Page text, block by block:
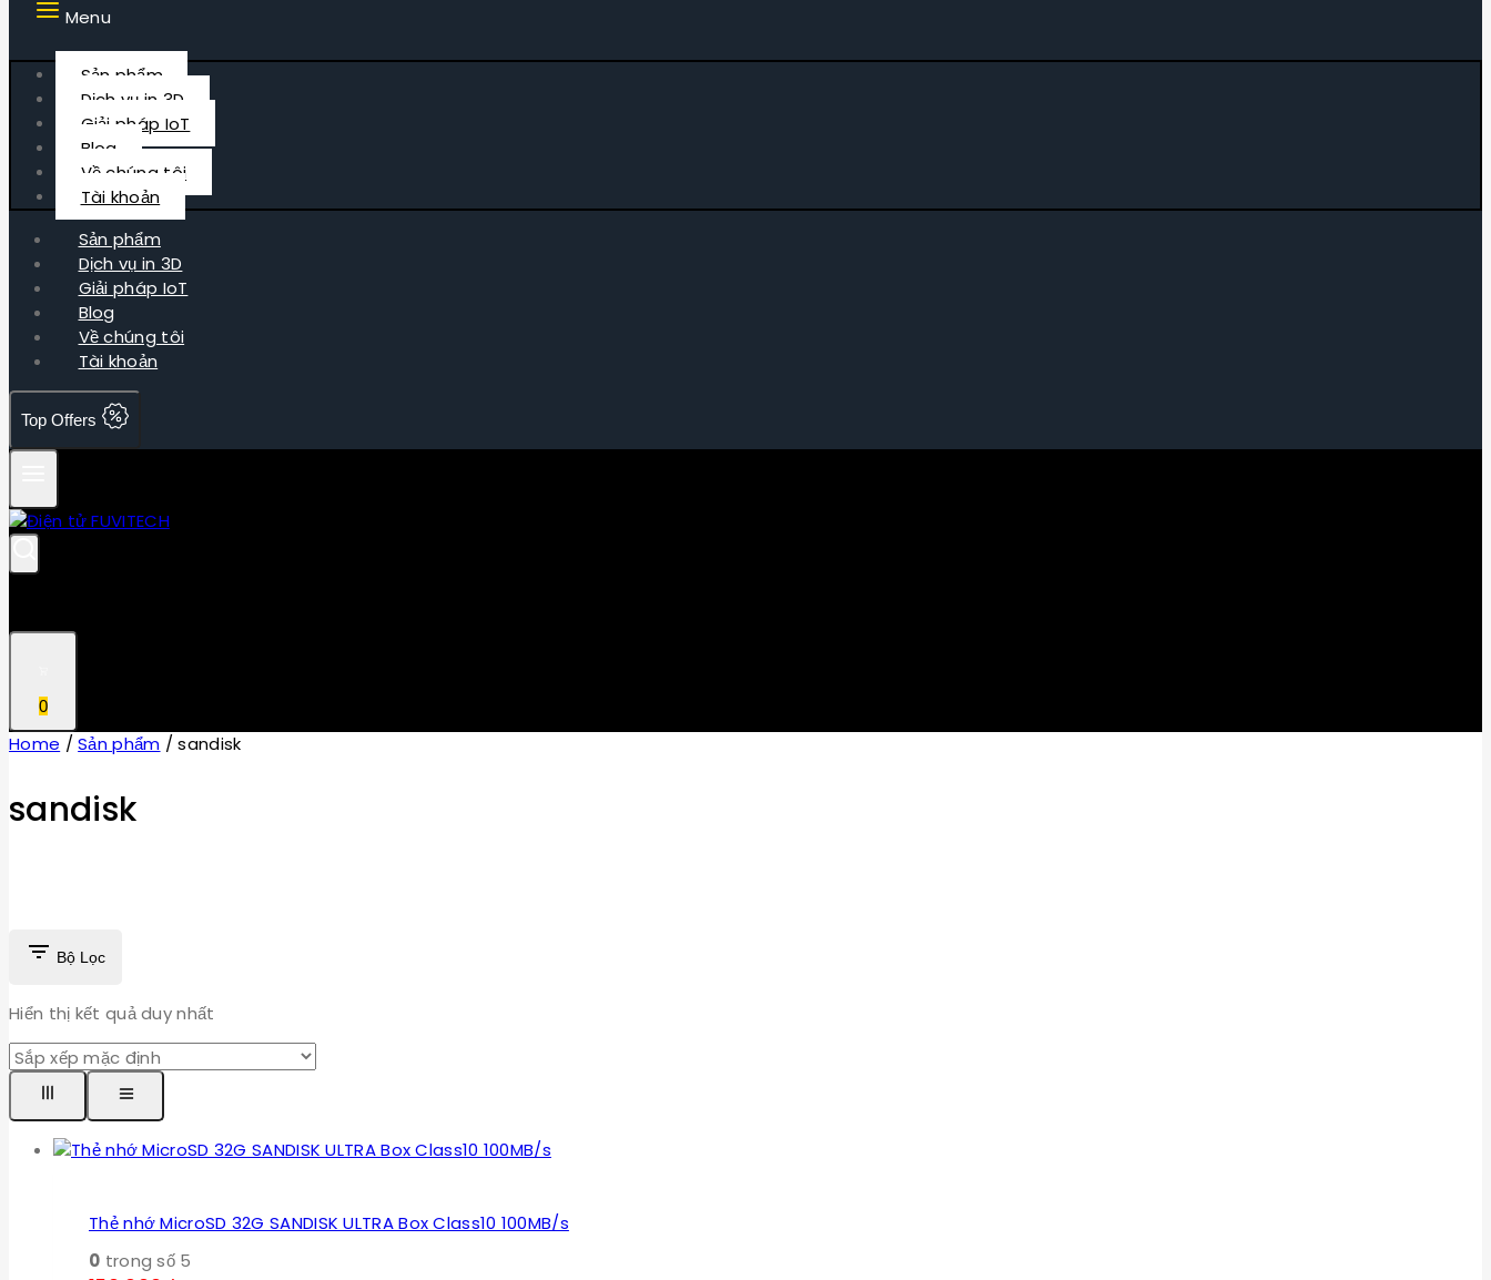
Menu
Sản phẩm
Dịch vụ in 3D
Giải pháp IoT
Blog
Về chúng tôi
Tài khoản
Sản phẩm
Dịch vụ in 3D
Giải pháp IoT
Blog
Về chúng tôi
Tài khoản
Top Offers
0
Home / Sản phẩm / sandisk
sandisk
Bộ Lọc
Hiển thị kết quả duy nhất
Thẻ nhớ MicroSD 32G SANDISK ULTRA Box Class10 100MB/s
0 trong số 5